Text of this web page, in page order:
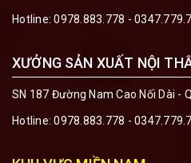
Hotline:0978.883.778 -
XƯỞNG SẢN XUẤT NỘI
SN 187 Đường Nam Cao Nối Dài -
Hotline:0978.883.778 -